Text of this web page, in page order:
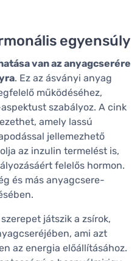
egyensúly
van az anyagcserére
. Ez az ásványi anyag
működéséhez,
szabályoz. A cink
amely lassú
jellemezhető
az inzulin termelést is,
felelős hormon.
és más anyagcsere-
játszik a zsírok,
ami azt
az energia előállításához.